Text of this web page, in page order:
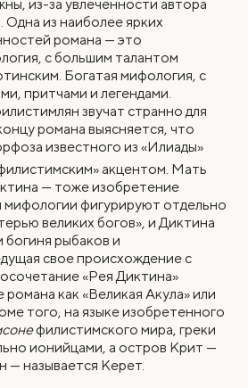
из-за увлеченности автора
Одна из наиболее ярких
романа — это
с большим талантом
Богатая мифология, с
притчами и легендами.
звучат странно для
романа выясняется, что
известного из «Илиады»
акцентом. Мать
— тоже изобретение
мифологии фигурируют отдельно
великих богов», и Диктина
рыбаков и
свое происхождение с
«Рея Диктина»
романа как «Великая Акула» или
того, на языке изобретенного
филистимского мира, греки
ионийцами, а остров Крит —
— называется Керет.